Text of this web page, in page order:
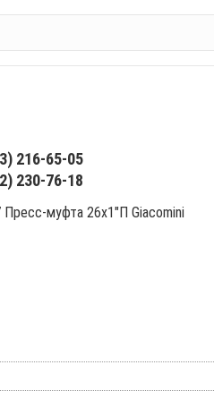
216-65-05
230-76-18
Пресс-муфта 26х1"П Giacomini